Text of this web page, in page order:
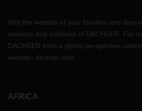
Visit the website of your location and
services and solutions of DACHSER. For
DACHSER from a global perspective
website: dachser.com
AFRICA